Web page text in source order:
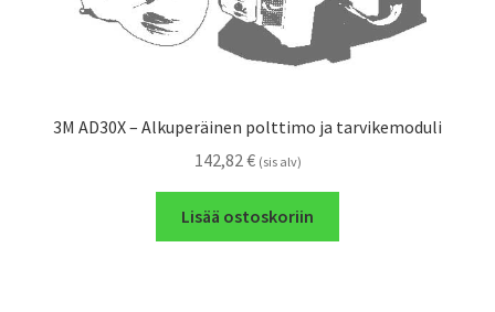
3M AD30X – Alkuperäinen polttimo ja tarvikemoduli
142,82€ (sis alv)
Lisää ostoskoriin